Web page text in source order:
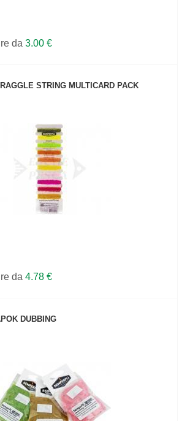
da 3.00 €
STRING MULTICARD PACK
VEDI IL PRODOTTO
da 4.78 €
DUBBING
VEDI IL PRODOTTO